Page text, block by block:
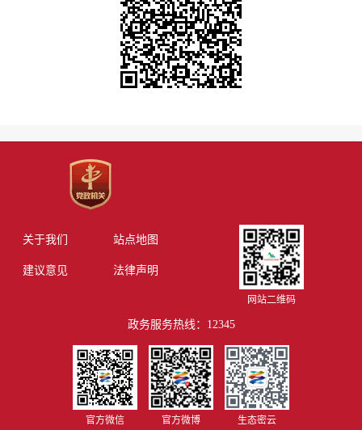
关于我们 站点地图
建议意见 法律声明
网站二维码
政务服务热线：12345
官方微信 官方微博 生态密云